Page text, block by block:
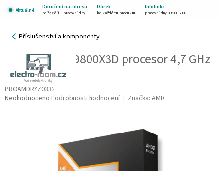
Aktuálně:
Doručení na adresu Dárek Infolinka
nejčastěji 3 pracovní dny ke každému produktu pracovní dny 09:00-17:00
NÁKUPNÍ
KOŠÍK
Příslušenství a komponenty
AMD Ryzen 7 9800X3D procesor 4,7 GHz
96 MB L3 Tác
PROAMDRYZ0332
Průměrné
Neohodnoceno Podrobnosti hodnocení Značka: AMD